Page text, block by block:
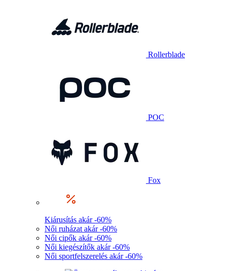
Rollerblade
POC
Fox
Kiárusítás akár -60%
Női ruházat akár -60%
Női cipők akár -60%
Női kiegészítők akár -60%
Női sportfelszerelés akár -60%